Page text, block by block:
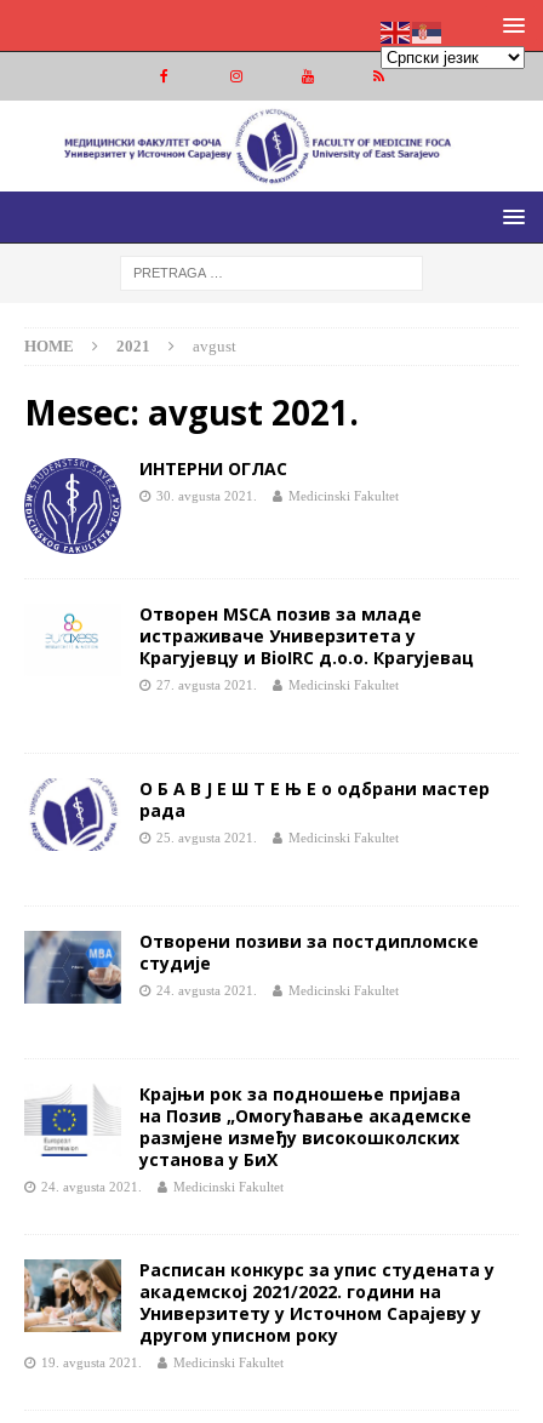
МЕДИЦИНСКИ ФАКУЛТЕТ ФОЧА
МЕДИЦИНСКИ ФАКУЛТЕТ УНИВЕРЗИТЕТА У ИСТОЧНОМ
HOME 2021 avgust
Mesec: avgust 2021.
ИНТЕРНИ ОГЛАС
30. avgusta 2021. Medicinski Fakultet
Отворен MSCA позив за младе
истраживаче Универзитета у
Крагујевцу и BioIRC д.о.о. Крагујевац
27. avgusta 2021. Medicinski Fakultet
О Б А В Ј Е Ш Т Е Њ Е o одбрани мастер
рада
25. avgusta 2021. Medicinski Fakultet
Отворени позиви за постдипломске
студије
24. avgusta 2021. Medicinski Fakultet
Крајњи рок за подношење пријава
на Позив „Омогућавање академске
размјене између високошколских
установа у БиХ
24. avgusta 2021. Medicinski Fakultet
Расписан конкурс за упис студената у
академској 2021/2022. години на
Универзитету у Источном Сарајеву у
другом уписном року
19. avgusta 2021. Medicinski Fakultet